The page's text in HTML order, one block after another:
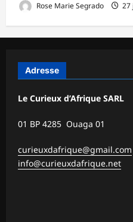
Rose Marie Segrado 27
Adresse
Le Curieux d’Afrique SARL
01 BP 4285 Ouaga 01
curieuxdafrique@gmail.com
info@curieuxdafrique.net